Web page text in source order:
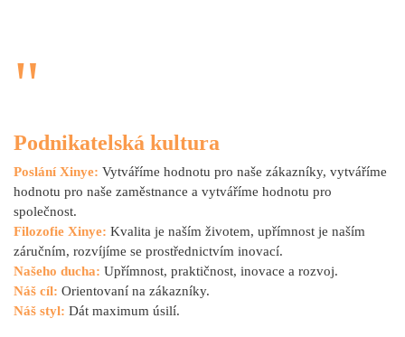
"
Podnikatelská kultura
Poslání Xinye: Vytváříme hodnotu pro naše zákazníky, vytváříme
hodnotu pro naše zaměstnance a vytváříme hodnotu pro
společnost.
Filozofie Xinye: Kvalita je naším životem, upřímnost je naším
záručním, rozvíjíme se prostřednictvím inovací.
Našeho ducha: Upřímnost, praktičnost, inovace a rozvoj.
Náš cíl: Orientovaní na zákazníky.
Náš styl: Dát maximum úsilí.